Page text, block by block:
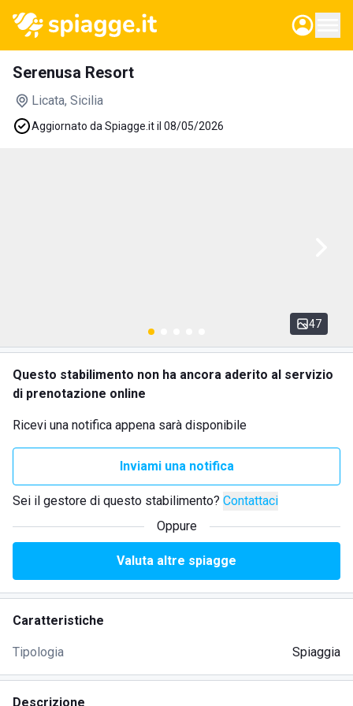
Serenusa Resort
Licata, Sicilia
Aggiornato da Spiagge.it il 08/05/2026
47
Questo stabilimento non ha ancora aderito al servizio
di prenotazione online
Ricevi una notifica appena sarà disponibile
Inviami una notifica
Sei il gestore di questo stabilimento? Contattaci
Oppure
Valuta altre spiagge
Caratteristiche
Tipologia Spiaggia
Descrizione